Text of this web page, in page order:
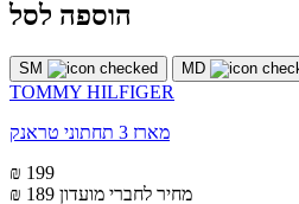
הוספה לסל
SM MD
TOMMY HILFIGER
מארז 3 תחתוני טראנק
₪ 199
₪ 189 מחיר לחברי מועדון